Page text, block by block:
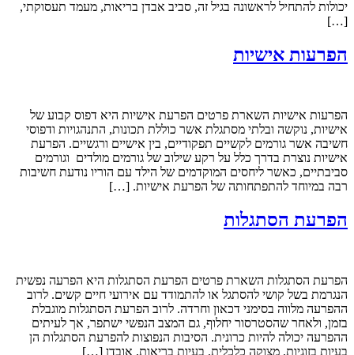
יכולות להתחיל לראשונה בגיל זה, סביב אבדן בריאות, מעמד תעסוקתי,
[…]
הפרעות אישיות
הפרעות אישיות השארת פרטים הפרעת אישיות היא דפוס קבוע של
אישיות, נוקשה ובלתי מסתגלת אשר כוללת תכונות, התנהגויות ודפוסי
חשיבה אשר גורמים לקשיים תפקודיים, בין אישיים ורגשיים. הפרעת
אישיות נוצרת בדרך כלל על רקע שילוב של גורמים מולדים וגורמים
סביבתיים, כאשר ליחסים המוקדמים של הילד עם הוריו נודעת חשיבות
רבה במיוחד להתפתחותה של הפרעת אישיות. […]
הפרעת הסתגלות
הפרעת הסתגלות השארת פרטים הפרעת הסתגלות היא הפרעה נפשית
הנגרמת בשל קושי להסתגל או להתמודד עם אירועי חיים קשים. לרוב
ההפרעה מלווה בסימני דכאון וחרדה. לרוב הפרעת הסתגלות מוגבלת
בזמן, ולאחר שהסטרסור יחלוף, גם המצב הנפשי ישתפר, אך לעיתים
ההפרעה יכולה להיות כרונית. הסיבות הנפוצות להפרעת הסתגלות הן
בעיות בזוגיות, מצוקה כלכלית, בעיות בריאות, אובדן […]